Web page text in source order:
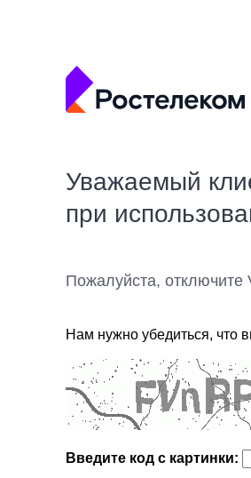
Уважаемый
при
Пожалуйста, отключите
Нам нужно убедиться, что
Введите код с картинки: